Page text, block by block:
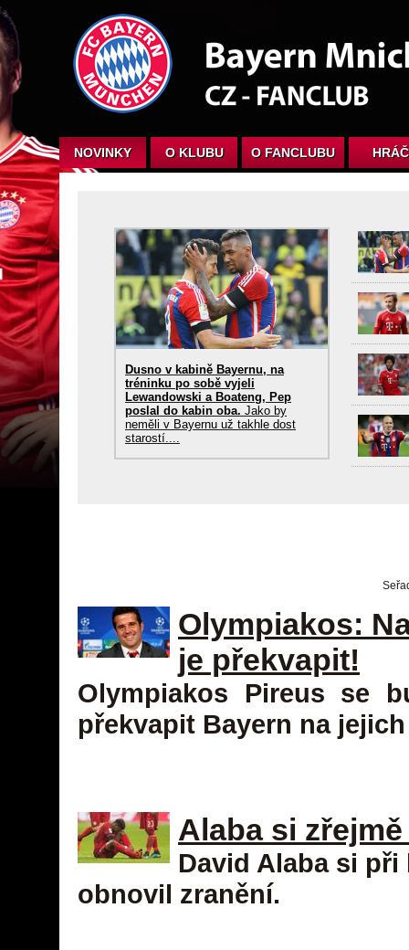
NOVINKY O KLUBU O FANCLUBU
Dusno v kabině Bayernu, na
tréninku po sobě vyjeli
Lewandowski a Boateng, Pep
poslal do kabin oba. Jako by
neměli v Bayernu už takhle dost
starostí....
Olympiakos:
je překvapit!
Olympiakos Pireus se
překvapit Bayern na
Alaba si
David Alaba si
obnovil zranění.